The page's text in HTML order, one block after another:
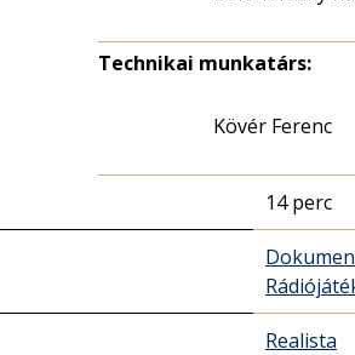
Technikai munkatárs:
Kövér Ferenc
14 perc
Realista